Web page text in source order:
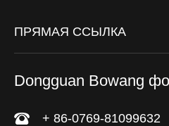
ПРЯМАЯ ССЫЛКА
Dongguan Bowang
+ 86-0769-81099632